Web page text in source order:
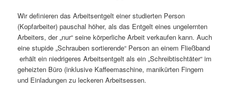
Wir definieren das Arbeitsentgelt einer studierten Person
(Kopfarbeiter) pauschal höher, als das Entgelt eines ungelernten
Arbeiters, der „nur“ seine körperliche Arbeit verkaufen kann. Auch
eine stupide „Schrauben sortierende“ Person an einem Fließband
erhält ein niedrigeres Arbeitsentgelt als ein „Schreibtischtäter“ im
geheizten Büro (inklusive Kaffeemaschine, manikürten Fingern
und Einladungen zu leckeren Arbeitsessen.